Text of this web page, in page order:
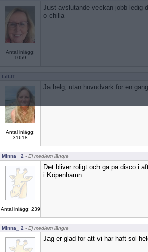
Antal inlägg:
1059
Just avslutande veckan jobb ledig
o chilla
Lill-IT
Antal inlägg:
31618
Ja helg, utan huvudvärk för en
Minna_ 2 - Ej medlem längre
Antal inlägg: 239
Det bliver roligt och gå på disco i
i Köpenhamn.
Minna_ 2 - Ej medlem längre
Jag er glad for att vi har haft sol